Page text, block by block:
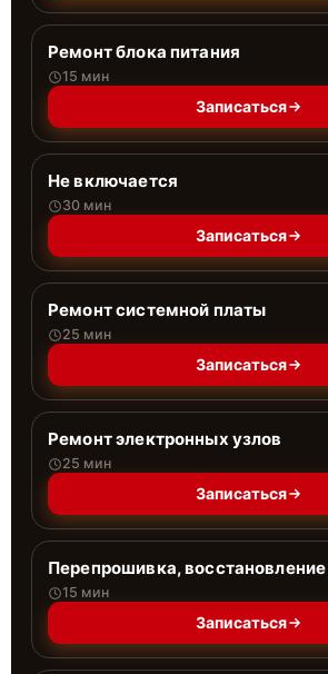
Ремонт блока питания
15 мин
Записаться
Не включается
30 мин
Записаться
Ремонт системной платы
25 мин
Записаться
Ремонт электронных узлов
25 мин
Записаться
Перепрошивка,
15 мин
Записаться